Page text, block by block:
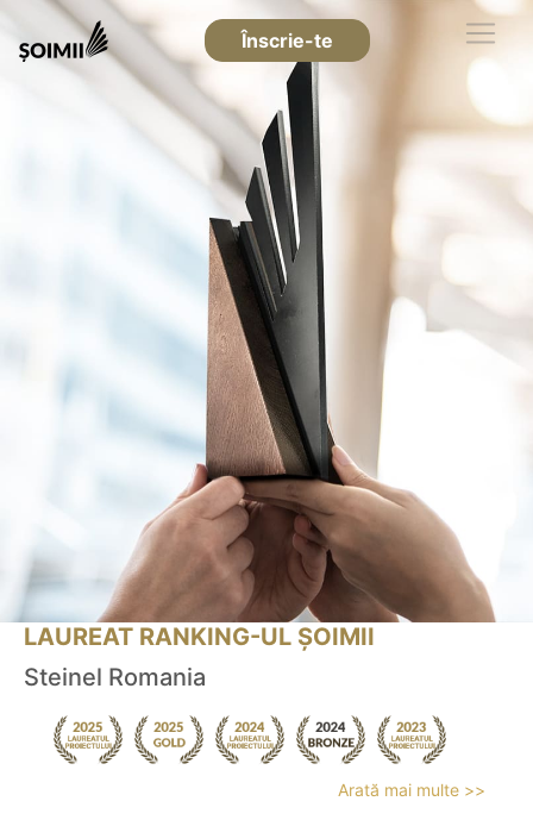
Înscrie-te
LAUREAT RANKING-UL ȘOIMII
Steinel Romania
Arată mai multe >>